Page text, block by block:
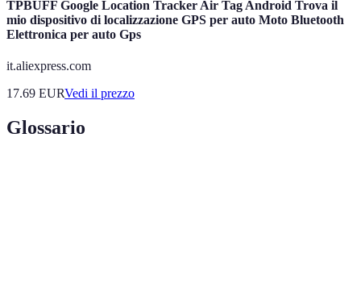
TPBUFF Google Location Tracker Air Tag Android Trova il
mio dispositivo di localizzazione GPS per auto Moto Bluetooth
Elettronica per auto Gps
it.aliexpress.com
17.69 EURVedi il prezzo
Glossario